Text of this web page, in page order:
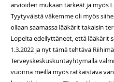
arvioiden mukaan tärkeät ja myös
Tyytyväistä väkemme oli myös
ollaan saamassa lääkärit takaisin
Lopelta edellyttäneet, että lääkärit
1.3.2022 ja nyt tämä tehtävä
Terveyskeskuskuntayhtymällä
vuonna meillä myös ratkaistava